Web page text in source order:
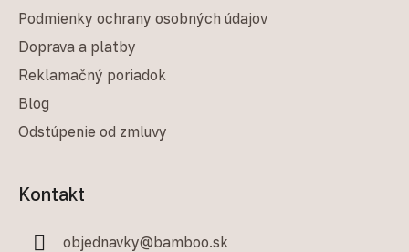
Podmienky ochrany osobných údajov
Doprava a platby
Reklamačný poriadok
Blog
Odstúpenie od zmluvy
Kontakt
objednavky@bamboo.sk